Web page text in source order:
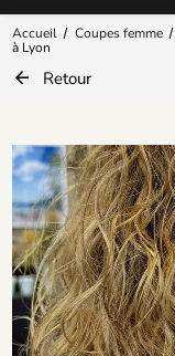
Accueil Coupes femme
à Lyon
Retour